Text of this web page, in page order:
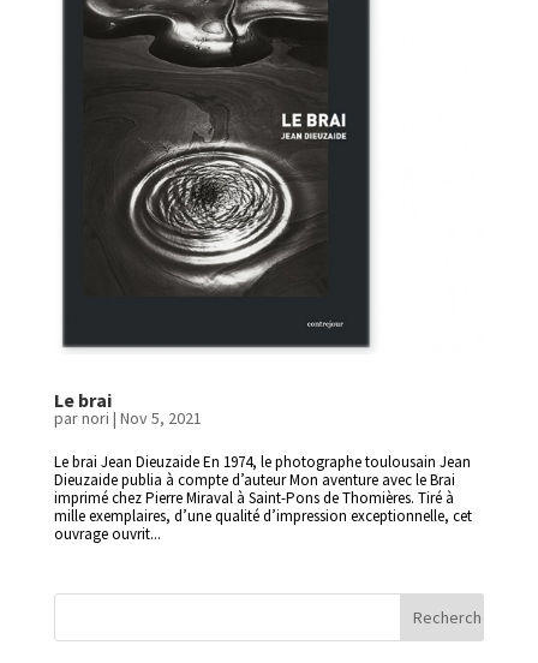
Le brai
parnori | Nov 5, 2021
Le brai Jean Dieuzaide En 1974, le photographe toulousain Jean
Dieuzaide publia à compte d’auteur Mon aventure avec le Brai
imprimé chez Pierre Miraval à Saint-Pons de Thomières. Tiré à
mille exemplaires, d’une qualité d’impression exceptionnelle, cet
ouvrage ouvrit...